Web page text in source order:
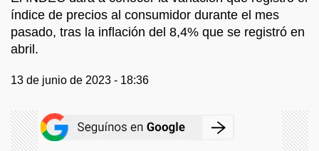
índice de precios al consumidor durante el mes
pasado, tras la inflación del 8,4% que se registró en
abril.
13 de junio de 2023 - 18:36